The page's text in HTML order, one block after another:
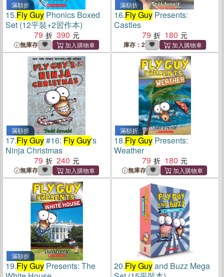
滿額折
15.Fly Guy Phonics Boxed
Set (12平裝+2習作本)
79
390
無庫存
滿額折
16.Fly GuyPresents:
Castles
79
180
庫存：2
滿額折
17.Fly Guy#16: Fly Guy's
Ninja Christmas
79
240
無庫存
滿額折
18.Fly GuyPresents:
Weather
79
180
無庫存
滿額折
19.Fly Guy Presents: The
20.Fly Guyand Buzz Mega